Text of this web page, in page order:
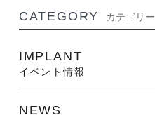
CATEGORY カテゴリー
IMPLANT
イベント情報
NEWS